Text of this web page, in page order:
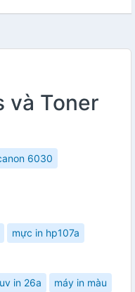
và Toner
6030
mực in hp107a
in 26a máy in màu